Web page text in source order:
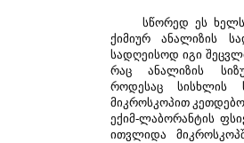
სწორედ ეს
ქიმიურ ანალიზის
სადღეისოდ იგი
რაც ანალიზის
როდესაც სისხლის
მიკროსკოპით
ექიმ-ლაბორანტის
ითვლიდა